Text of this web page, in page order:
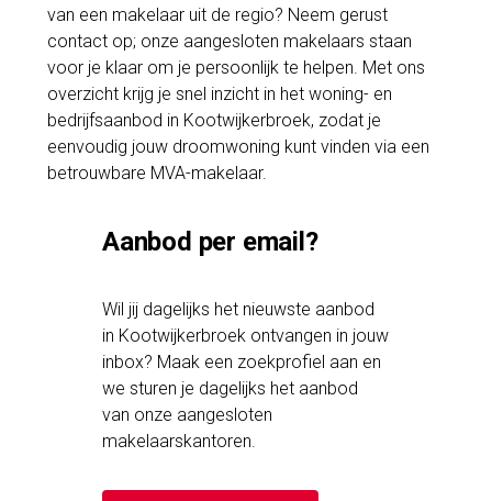
van een makelaar uit de regio? Neem gerust
contact op; onze aangesloten makelaars staan
voor je klaar om je persoonlijk te helpen. Met ons
overzicht krijg je snel inzicht in het woning- en
bedrijfsaanbod in Kootwijkerbroek, zodat je
eenvoudig jouw droomwoning kunt vinden via een
betrouwbare MVA-makelaar.
Aanbod per email?
Wil jij dagelijks het nieuwste aanbod
in Kootwijkerbroek ontvangen in jouw
inbox? Maak een zoekprofiel aan en
we sturen je dagelijks het aanbod
van onze aangesloten
makelaarskantoren.